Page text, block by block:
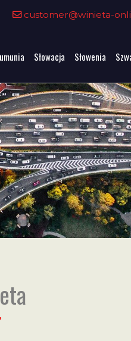
customer@winieta-
Słowacja Słowenia